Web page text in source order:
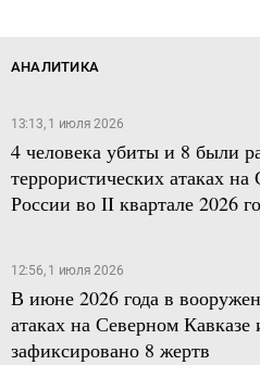
АНАЛИТИКА
13:13, 1 июля 2026
4 человека убиты и 8 были
террористических атаках
России во II квартале 2026
12:56, 1 июля 2026
В июне 2026 года в
атаках на Северном Кавказе
зафиксировано 8 жертв